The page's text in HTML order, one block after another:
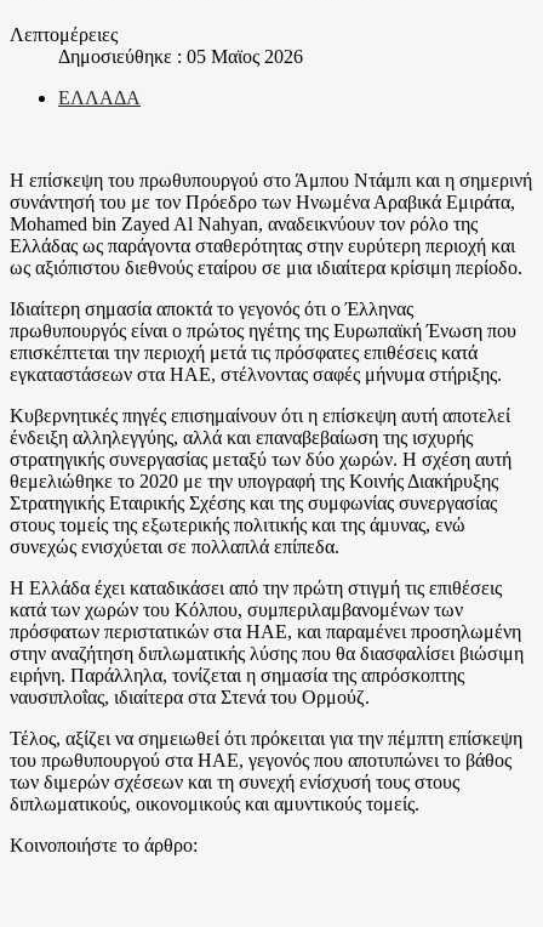
Λεπτομέρειες
Δημοσιεύθηκε : 05 Μαϊος 2026
ΕΛΛΑΔΑ
Η επίσκεψη του πρωθυπουργού στο Άμπου Ντάμπι και η σημερινή
συνάντησή του με τον Πρόεδρο των Ηνωμένα Αραβικά Εμιράτα,
Mohamed bin Zayed Al Nahyan, αναδεικνύουν τον ρόλο της
Ελλάδας ως παράγοντα σταθερότητας στην ευρύτερη περιοχή και
ως αξιόπιστου διεθνούς εταίρου σε μια ιδιαίτερα κρίσιμη περίοδο.
Ιδιαίτερη σημασία αποκτά το γεγονός ότι ο Έλληνας
πρωθυπουργός είναι ο πρώτος ηγέτης της Ευρωπαϊκή Ένωση που
επισκέπτεται την περιοχή μετά τις πρόσφατες επιθέσεις κατά
εγκαταστάσεων στα ΗΑΕ, στέλνοντας σαφές μήνυμα στήριξης.
Κυβερνητικές πηγές επισημαίνουν ότι η επίσκεψη αυτή αποτελεί
ένδειξη αλληλεγγύης, αλλά και επαναβεβαίωση της ισχυρής
στρατηγικής συνεργασίας μεταξύ των δύο χωρών. Η σχέση αυτή
θεμελιώθηκε το 2020 με την υπογραφή της Κοινής Διακήρυξης
Στρατηγικής Εταιρικής Σχέσης και της συμφωνίας συνεργασίας
στους τομείς της εξωτερικής πολιτικής και της άμυνας, ενώ
συνεχώς ενισχύεται σε πολλαπλά επίπεδα.
Η Ελλάδα έχει καταδικάσει από την πρώτη στιγμή τις επιθέσεις
κατά των χωρών του Κόλπου, συμπεριλαμβανομένων των
πρόσφατων περιστατικών στα ΗΑΕ, και παραμένει προσηλωμένη
στην αναζήτηση διπλωματικής λύσης που θα διασφαλίσει βιώσιμη
ειρήνη. Παράλληλα, τονίζεται η σημασία της απρόσκοπτης
ναυσιπλοΐας, ιδιαίτερα στα Στενά του Ορμούζ.
Τέλος, αξίζει να σημειωθεί ότι πρόκειται για την πέμπτη επίσκεψη
του πρωθυπουργού στα ΗΑΕ, γεγονός που αποτυπώνει το βάθος
των διμερών σχέσεων και τη συνεχή ενίσχυσή τους στους
διπλωματικούς, οικονομικούς και αμυντικούς τομείς.
Κοινοποιήστε το άρθρο: